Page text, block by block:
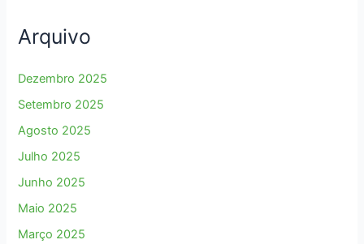
Arquivo
Dezembro 2025
Setembro 2025
Agosto 2025
Julho 2025
Junho 2025
Maio 2025
Março 2025